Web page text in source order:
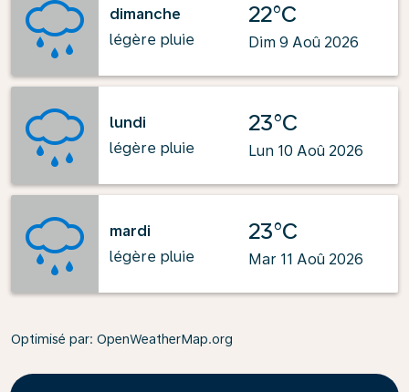
dimanche
légère pluie
22°C
Dim 9 Aoû 2026
lundi
légère pluie
23°C
Lun 10 Aoû 2026
mardi
légère pluie
23°C
Mar 11 Aoû 2026
Optimisé par: OpenWeatherMap.org